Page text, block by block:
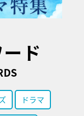
ド
ドラマ